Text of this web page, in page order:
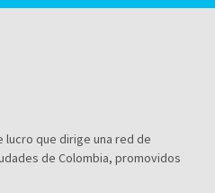
lucro que dirige una red de
de Colombia, promovidos